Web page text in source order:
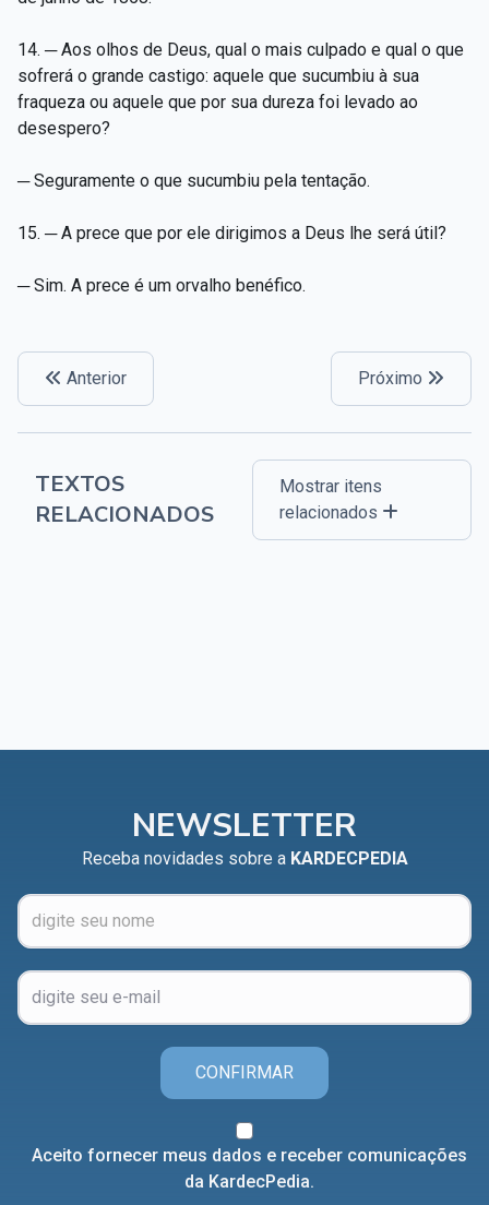
14. ─ Aos olhos de Deus, qual o mais culpado e qual o que
sofrerá o grande castigo: aquele que sucumbiu à sua
fraqueza ou aquele que por sua dureza foi levado ao
desespero?
─ Seguramente o que sucumbiu pela tentação.
15. ─ A prece que por ele dirigimos a Deus lhe será útil?
─ Sim. A prece é um orvalho benéfico.
Anterior Próximo
TEXTOS
RELACIONADOS
Mostrar itens
relacionados
NEWSLETTER
Receba novidades sobre a KARDECPEDIA
CONFIRMAR
Aceito fornecer meus dados e receber comunicações
da KardecPedia.